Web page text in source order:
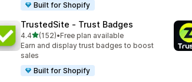
Built for Shopify
TrustedSite ‑ Trust Badges
4.4滿分 5 顆星
(152)
共有 152 則評價
•Free plan available
Earn and display trust badges to boost
sales
Built for Shopify